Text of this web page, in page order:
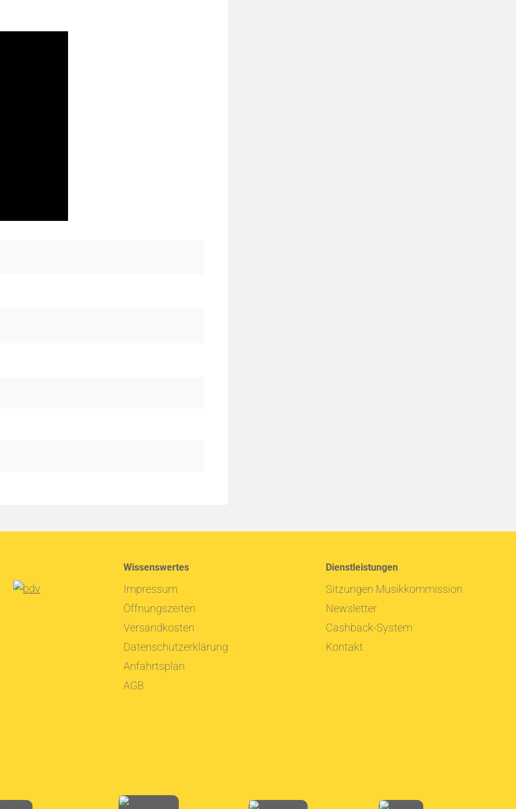
Wissenswertes
Impressum
Öffnungszeiten
Versandkosten
Datenschutzerklärung
Anfahrtsplan
AGB
Dienstleistungen
Sitzungen Musikkommission
Newsletter
Cashback-System
Kontakt